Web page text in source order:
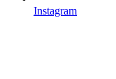
Instagram